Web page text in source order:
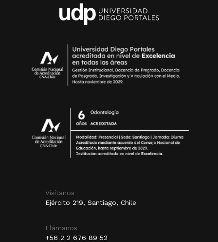
Visítanos
Ejército 219, Santiago, Chile
Llámanos
+56 2 2 676 89 52